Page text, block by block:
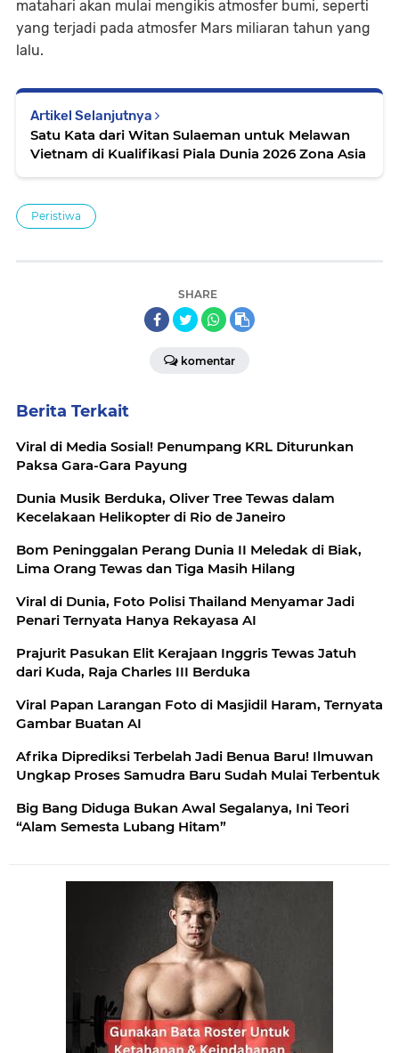
matahari akan mulai mengikis atmosfer bumi, seperti
yang terjadi pada atmosfer Mars miliaran tahun yang
lalu.
Artikel Selanjutnya
Satu Kata dari Witan Sulaeman untuk Melawan
Vietnam di Kualifikasi Piala Dunia 2026 Zona Asia
Peristiwa
SHARE
komentar
Berita Terkait
Viral di Media Sosial! Penumpang KRL Diturunkan
Paksa Gara-Gara Payung
Dunia Musik Berduka, Oliver Tree Tewas dalam
Kecelakaan Helikopter di Rio de Janeiro
Bom Peninggalan Perang Dunia II Meledak di Biak,
Lima Orang Tewas dan Tiga Masih Hilang
Viral di Dunia, Foto Polisi Thailand Menyamar Jadi
Penari Ternyata Hanya Rekayasa AI
Prajurit Pasukan Elit Kerajaan Inggris Tewas Jatuh
dari Kuda, Raja Charles III Berduka
Viral Papan Larangan Foto di Masjidil Haram, Ternyata
Gambar Buatan AI
Afrika Diprediksi Terbelah Jadi Benua Baru! Ilmuwan
Ungkap Proses Samudra Baru Sudah Mulai Terbentuk
Big Bang Diduga Bukan Awal Segalanya, Ini Teori
“Alam Semesta Lubang Hitam”